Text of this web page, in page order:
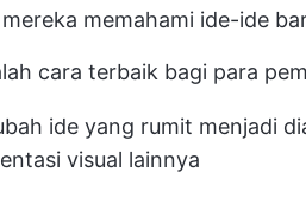
memahami ide-ide
cara terbaik bagi para
ide yang rumit menjadi
visual lainnya